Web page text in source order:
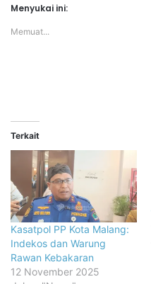
Menyukai ini:
Memuat...
Terkait
Kasatpol PP Kota Malang:
Indekos dan Warung
Rawan Kebakaran
12 November 2025